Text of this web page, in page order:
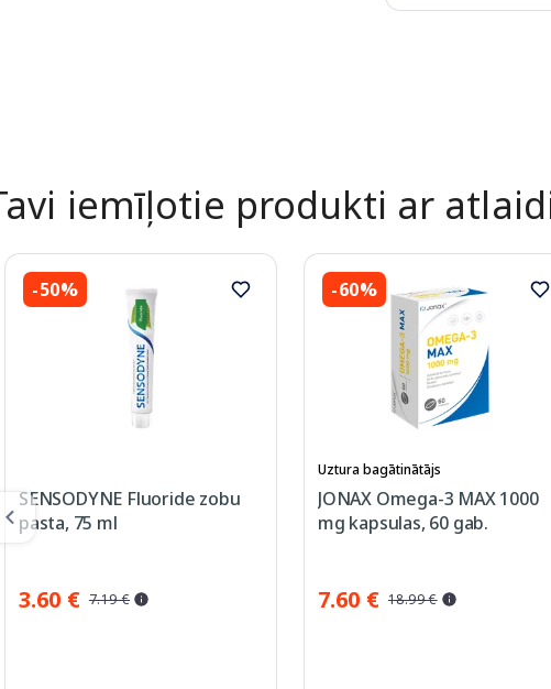
iemīļotie produkti ar
-50%
SENSODYNE Fluoride zobu
pasta, 75 ml
3.60 € 7.19 €
-60%
Uztura bagātinātājs
JONAX Omega-3 MAX 1000
mg kapsulas, 60 gab.
7.60 € 18.99 €